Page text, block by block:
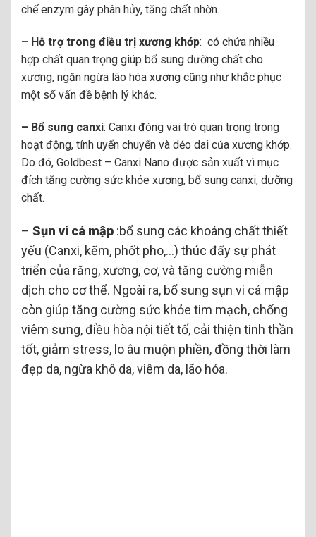
chế enzym gây phân hủy, tăng chất nhờn.
– Hỗ trợ trong điều trị xương khớp: có chứa nhiều
hợp chất quan trọng giúp bổ sung dưỡng chất cho
xương, ngăn ngừa lão hóa xương cũng như khắc phục
một số vấn đề bệnh lý khác.
– Bổ sung canxi: Canxi đóng vai trò quan trọng trong
hoạt động, tính uyển chuyển và dẻo dai của xương khớp.
Do đó, Goldbest – Canxi Nano được sản xuất vì mục
đích tăng cường sức khỏe xương, bổ sung canxi, dưỡng
chất.
– Sụn vi cá mập :bổ sung các khoáng chất thiết
yếu (Canxi, kẽm, phốt pho,…) thúc đẩy sự phát
triển của răng, xương, cơ, và tăng cường miễn
dịch cho cơ thể. Ngoài ra, bổ sung sụn vi cá mập
còn giúp tăng cường sức khỏe tim mạch, chống
viêm sưng, điều hòa nội tiết tố, cải thiện tinh thần
tốt, giảm stress, lo âu muộn phiền, đồng thời làm
đẹp da, ngừa khô da, viêm da, lão hóa.